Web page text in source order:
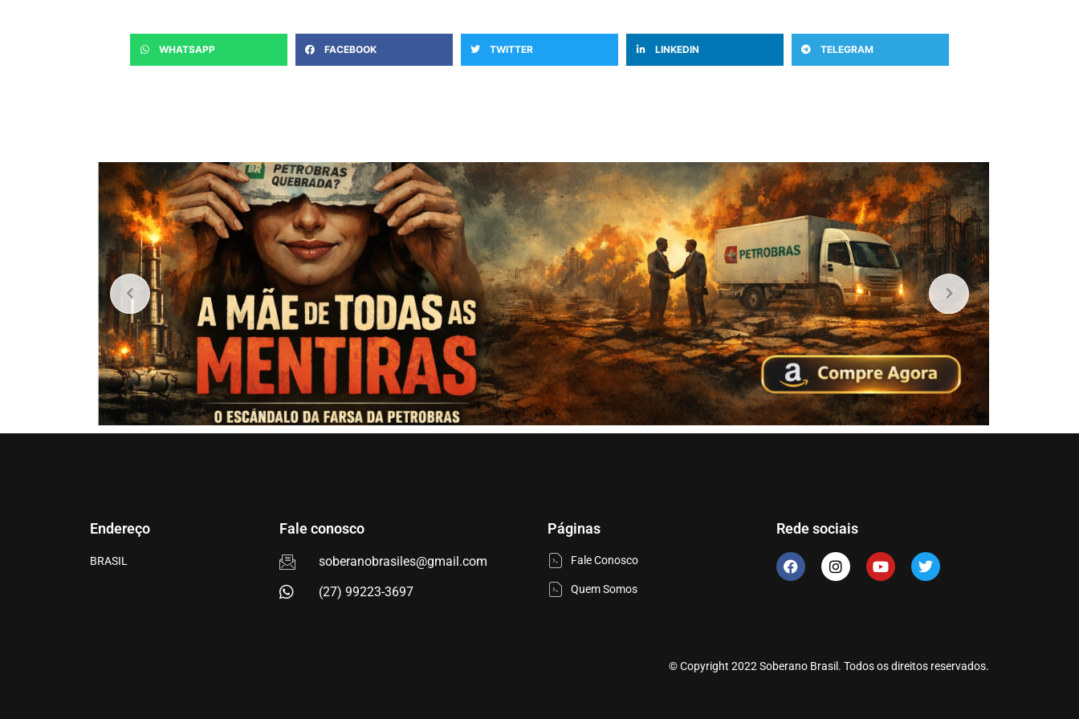
WHATSAPP FACEBOOK TWITTER LINKEDIN TELEGRAM
Endereço
BRASIL
Fale conosco
soberanobrasiles@gmail.com
(27) 99223-3697
Páginas
Fale Conosco
Quem Somos
Rede sociais
© Copyright 2022 Soberano Brasil. Todos os direitos reservados.